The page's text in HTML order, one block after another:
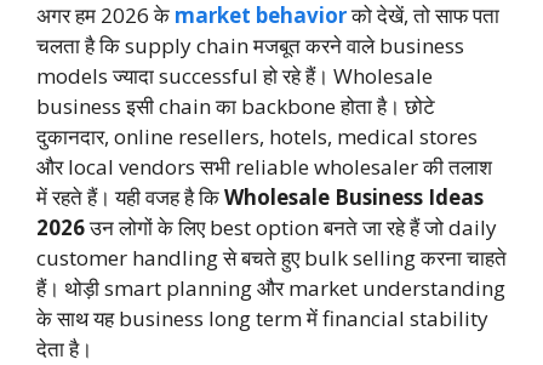
अगर हम 2026 के market behaviorको देखें, तो साफ पता
चलता है कि supply chain मजबूत करने वाले business
models ज्यादा successful हो रहे हैं। Wholesale
business इसी chain का backbone होता है। छोटे
दुकानदार, online resellers, hotels, medical stores
और local vendors सभी reliable wholesaler की तलाश
में रहते हैं। यही वजह है किWholesale Business Ideas
2026उन लोगों के लिए best option बनते जा रहे हैं जो daily
customer handling से बचते हुए bulk selling करना चाहते
हैं। थोड़ी smart planning और market understanding
के साथ यह business long term में financial stability
देता है।